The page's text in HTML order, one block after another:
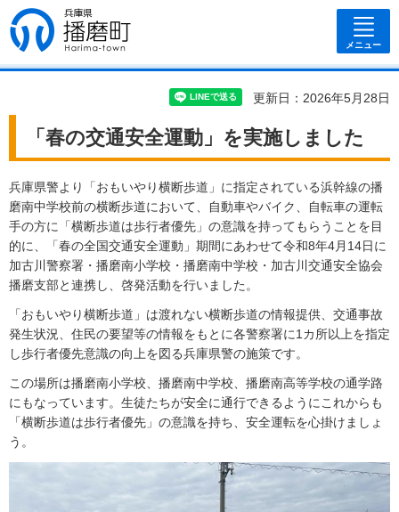
兵庫県 播磨
町
メニュー
更新日：2026年5月28日
「春の交通安全運動」を実施しました
兵庫県警より「おもいやり横断歩道」に指定されている浜幹線の播
磨南中学校前の横断歩道において、自動車やバイク、自転車の運転
手の方に「横断歩道は歩行者優先」の意識を持ってもらうことを目
的に、「春の全国交通安全運動」期間にあわせて令和8年4月14日に
加古川警察署・播磨南小学校・播磨南中学校・加古川交通安全協会
播磨支部と連携し、啓発活動を行いました。
「おもいやり横断歩道」は渡れない横断歩道の情報提供、交通事故
発生状況、住民の要望等の情報をもとに各警察署に1カ所以上を指定
し歩行者優先意識の向上を図る兵庫県警の施策です。
この場所は播磨南小学校、播磨南中学校、播磨南高等学校の通学路
にもなっています。生徒たちが安全に通行できるようにこれからも
「横断歩道は歩行者優先」の意識を持ち、安全運転を心掛けましょ
う。